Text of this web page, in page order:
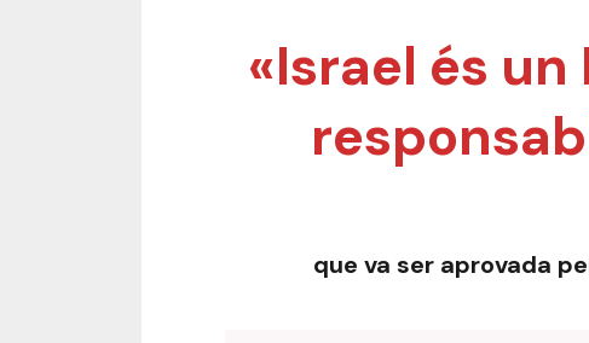
«Israel és
que va ser aprovada